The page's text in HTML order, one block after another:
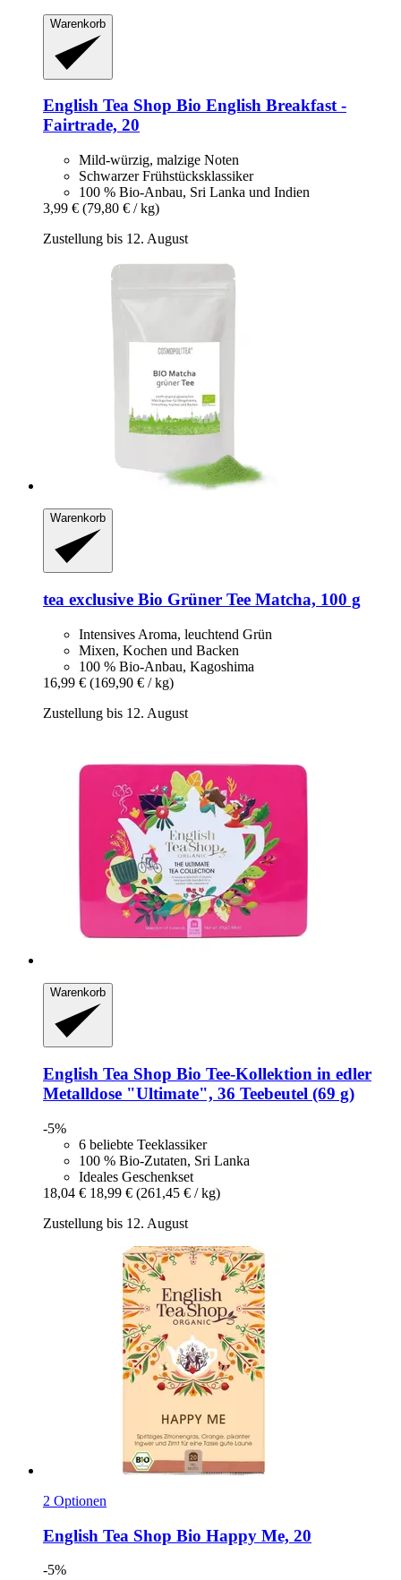
Warenkorb
English Tea Shop Bio English Breakfast -​
Fairtrade, 20
Mild-würzig, malzige Noten
Schwarzer Frühstücksklassiker
100 % Bio-Anbau, Sri Lanka und Indien
3,99 € (79,80 € / kg)
Zustellung bis 12. August
Warenkorb
tea exclusive Bio Grüner Tee Matcha, 100 g
Intensives Aroma, leuchtend Grün
Mixen, Kochen und Backen
100 % Bio-Anbau, Kagoshima
16,99 € (169,90 € / kg)
Zustellung bis 12. August
Warenkorb
English Tea Shop Bio Tee-​Kollektion in edler
Metalldose "Ultimate", 36 Teebeutel (69 g)
-5%
6 beliebte Teeklassiker
100 % Bio-Zutaten, Sri Lanka
Ideales Geschenkset
18,04 € 18,99 € (261,45 € / kg)
Zustellung bis 12. August
2 Optionen
English Tea Shop Bio Happy Me, 20
-5%